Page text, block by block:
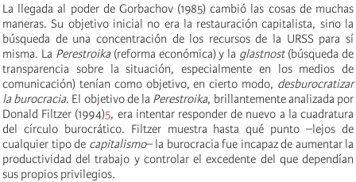
La llegada al poder de Gorbachov (1985) cambió las cosas de muchas
maneras. Su objetivo inicial no era la restauración capitalista, sino la
búsqueda de una concentración de los recursos de la URSS para sí
misma. La Perestroika(reforma económica) y la glastnost(búsqueda de
transparencia sobre la situación, especialmente en los medios de
comunicación) tenían como objetivo, en cierto modo, desburocratizar
la burocracia. El objetivo de la Perestroika, brillantemente analizada por
Donald Filtzer (1994)5, era intentar responder de nuevo a la cuadratura
del círculo burocrático. Filtzer muestra hasta qué punto –lejos de
cualquier tipo de capitalismo– la burocracia fue incapaz de aumentar la
productividad del trabajo y controlar el excedente del que dependían
sus propios privilegios.